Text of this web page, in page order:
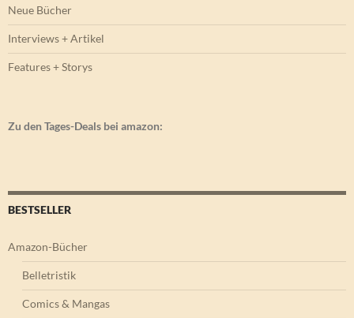
Neue Bücher
Interviews + Artikel
Features + Storys
Zu den Tages-Deals bei amazon:
BESTSELLER
Amazon-Bücher
Belletristik
Comics & Mangas